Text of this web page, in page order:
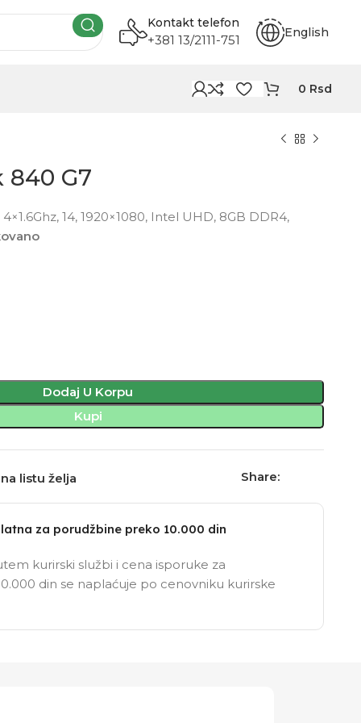
Kontakt telefon
+381 13/2111-751 English
0 Rsd
840 G7
14, 1920×1080, Intel UHD, 8GB DDR4,
Dodaj U Korpu
Kupi
listu želja Share:
za porudžbine preko 10.000 din
kurirski službi i cena isporuke za
din se naplaćuje po cenovniku kurirske